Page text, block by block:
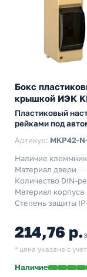
Бокс
крышкой ИЭК
Пластиковый
рейками под
Артикул: MKP42-
Наличие
Материал двери
Количество DIN-
Материал корпуса
Степень защиты IP
214,76 р.
* цена указана с
Наличие